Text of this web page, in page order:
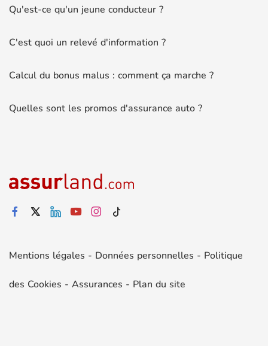
Qu'est-ce qu'un jeune conducteur ?
C'est quoi un relevé d'information ?
Calcul du bonus malus : comment ça marche ?
Quelles sont les promos d'assurance auto ?
Mentions légales - Données personnelles - Politique
des Cookies - Assurances - Plan du site